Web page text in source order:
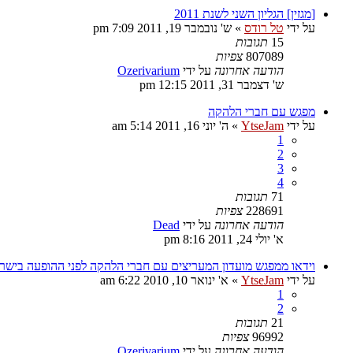
[מגזין] הגליון השני לשנת 2011
על ידי טל רודס » ש' נובמבר 19, 2011 7:09 pm
15 תגובות
807089 צפיות
הודעה אחרונה על ידי Ozerivarium
ש' דצמבר 31, 2011 12:15 pm
מפגש עם חברי הלהקה
על ידי YtseJam
» ה' יוני 16, 2011 5:14 am
1
2
3
4
71 תגובות
228691 צפיות
הודעה אחרונה על ידי Dead
א' יולי 24, 2011 8:16 pm
וידאו ממפגש מועדון המעריצים עם חברי הלהקה לפני ההופעה
על ידי YtseJam
» א' ינואר 10, 2010 6:22 am
1
2
21 תגובות
96992 צפיות